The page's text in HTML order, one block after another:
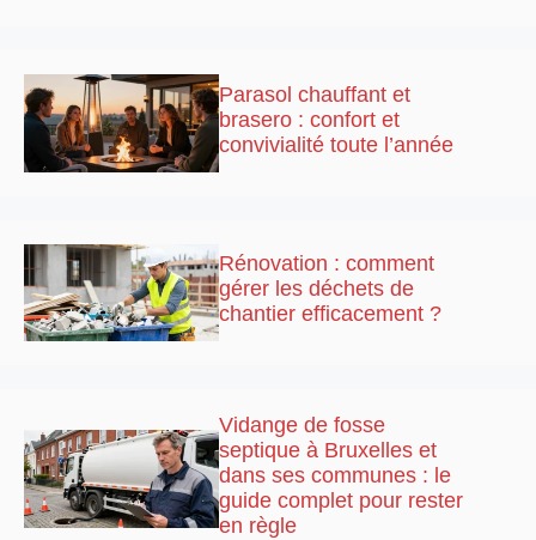
Parasol chauffant et
brasero : confort et
convivialité toute l’année
Rénovation : comment
gérer les déchets de
chantier efficacement ?
Vidange de fosse
septique à Bruxelles et
dans ses communes : le
guide complet pour rester
en règle